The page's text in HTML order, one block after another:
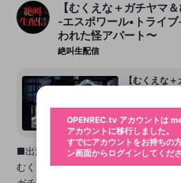
【むくえな＋ガチヤマ
-エスポワール•トライ
われた怪アパート〜
絶叫生配信
【むくえな
TRIBE-エス
叫生配信〜
■出演者 むく
E -エスポワー
POIR TRIBE -
■あらすじ そこは、1ヶ月のうちに住人6名
が立て続けに
件が起きる不
■出演者
むくえな
ブレイクタイ
OPENREC.tv アカウントは
すでにアカウントをお持ちの
新規登録
メールアドレスで
新規登録
@
OPENREC.tvアカウントは
こちらからOPENREC.tvでロ
ログイン
メールアドレスで
ログイン
OPENREC.tv アカウントは
アカウントに移行しました。
すでにアカウントをお持ちの
ン画面からログインしてくださ
年
生年月は登録後に変更できません
認証コード
不適切なユーザーと
すか？
問題を選択してください
サブスクシ